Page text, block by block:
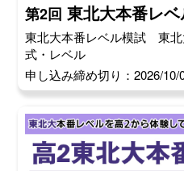
第2回 東北大本番レ
東北大本番レベル模試 東
式・レベル
申し込み締め切り：2026/10/